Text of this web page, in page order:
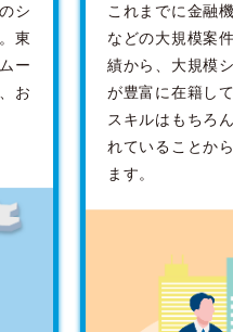
シ
東
ー
お
これまでに金融
などの大規模案
績から、大規模
が豊富に在籍し
スキルはもちろ
れていることか
ます。